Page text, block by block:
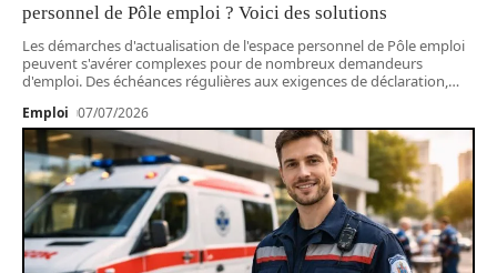
personnel de Pôle emploi ? Voici des solutions
Les démarches d'actualisation de l'espace personnel de Pôle emploi
peuvent s'avérer complexes pour de nombreux demandeurs
d'emploi. Des échéances régulières aux exigences de déclaration,…
Emploi 07/07/2026